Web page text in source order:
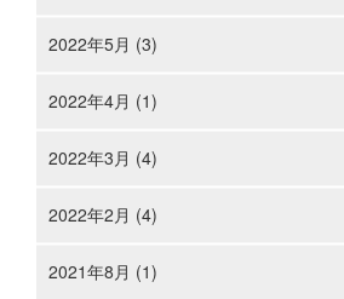
2022年5月 (3)
2022年4月 (1)
2022年3月 (4)
2022年2月 (4)
2021年8月 (1)